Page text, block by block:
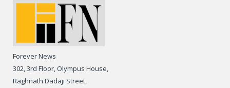
Forever News
302, 3rd Floor, Olympus House,
Raghnath Dadaji Street,